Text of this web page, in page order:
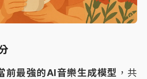
前最強的AI音樂生成模型 ，共